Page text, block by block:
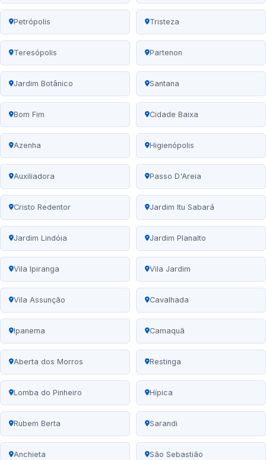
Petrópolis Tristeza
Teresópolis Partenon
Jardim Botânico Santana
Bom Fim Cidade Baixa
Azenha Higienópolis
Auxiliadora Passo D'Areia
Cristo Redentor Jardim Itu Sabará
Jardim Lindóia Jardim Planalto
Vila Ipiranga Vila Jardim
Vila Assunção Cavalhada
Ipanema Camaquã
Aberta dos Morros Restinga
Lomba do Pinheiro Hípica
Rubem Berta Sarandi
Anchieta São Sebastião